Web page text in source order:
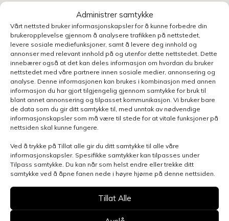
Administrer samtykke
Vårt nettsted bruker informasjonskapsler for å kunne forbedre din
brukeropplevelse gjennom å analysere trafikken på nettstedet,
levere sosiale mediefunksjoner, samt å levere deg innhold og
annonser med relevant innhold på og utenfor dette nettstedet. Dette
innebærer også at det kan deles informasjon om hvordan du bruker
nettstedet med våre partnere innen sosiale medier, annonsering og
analyse. Denne informasjonen kan brukes i kombinasjon med annen
informasjon du har gjort tilgjengelig gjennom samtykke for bruk til
blant annet annonsering og tilpasset kommunikasjon. Vi bruker bare
de data som du gir ditt samtykke til, med unntak av nødvendige
informasjonskapsler som må være til stede for at vitale funksjoner på
nettsiden skal kunne fungere.
Ved å trykke på Tillat alle gir du ditt samtykke til alle våre
informasjonskapsler. Spesifikke samtykker kan tilpasses under
Tilpass samtykke. Du kan når som helst endre eller trekke ditt
samtykke ved å åpne fanen nede i høyre hjørne på denne nettsiden.
Tillat Alle
Henvendelsen gjelder